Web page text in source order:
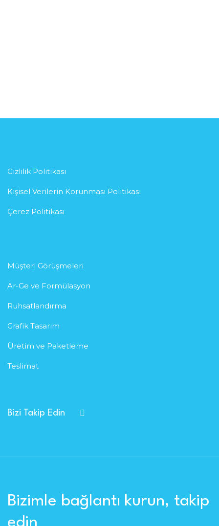
Gizlilik Politikası
Kişisel Verilerin Korunması Politikası
Çerez Politikası
Müşteri Görüşmeleri
Ar-Ge ve Formülasyon
Ruhsatlandırma
Grafik Tasarım
Üretim ve Paketleme
Teslimat
Bizi Takip Edin
Bizimle bağlantı kurun, takip